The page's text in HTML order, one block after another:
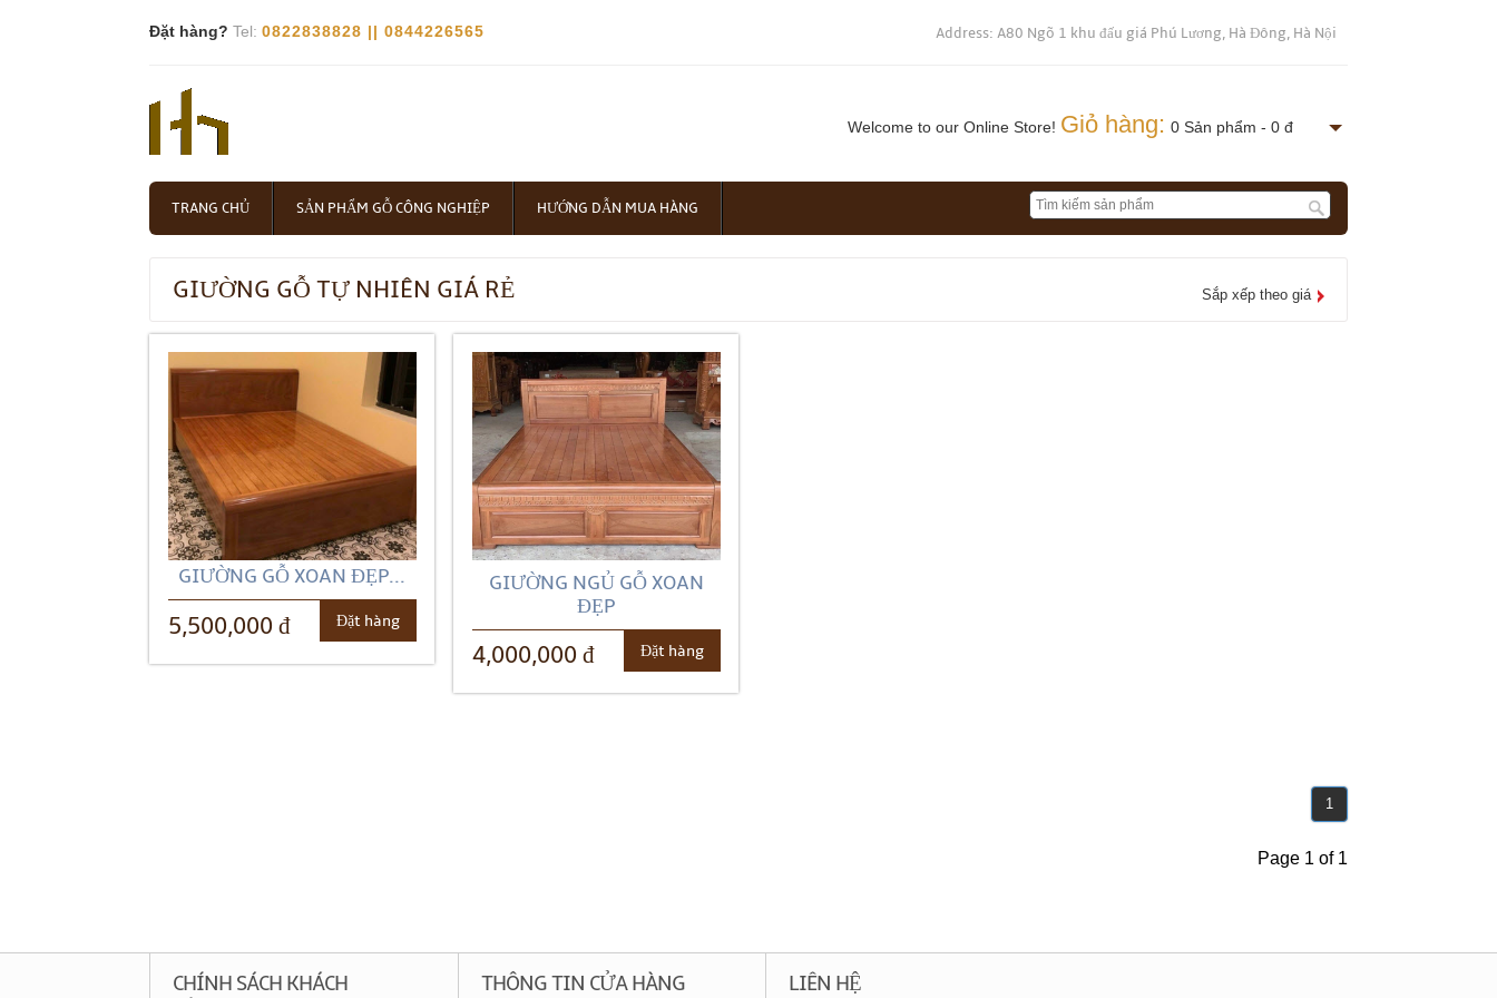
Đặt hàng? Tel:0822838828 || 0844226565 Address: A80 Ngõ 1 khu đấu giá Phú Lương, Hà Đông, Hà Nội
Welcome to our Online Store! Giỏ hàng: 0 Sản phẩm - 0 đ
TRANG CHỦ SẢN PHẨM GỖ CÔNG NGHIỆP HƯỚNG DẪN MUA HÀNG
GIƯỜNG GỖ TỰ NHIÊN GIÁ RẺ Sắp xếp theo giá
GIƯỜNG GỖ XOAN ĐẸP...
5,500,000 đ Đặt hàng
GIƯỜNG NGỦ GỖ XOAN
ĐẸP
4,000,000 đ Đặt hàng
1
Page 1 of 1
CHÍNH SÁCH KHÁCH
THÔNG TIN CỬA HÀNG LIÊN HỆ